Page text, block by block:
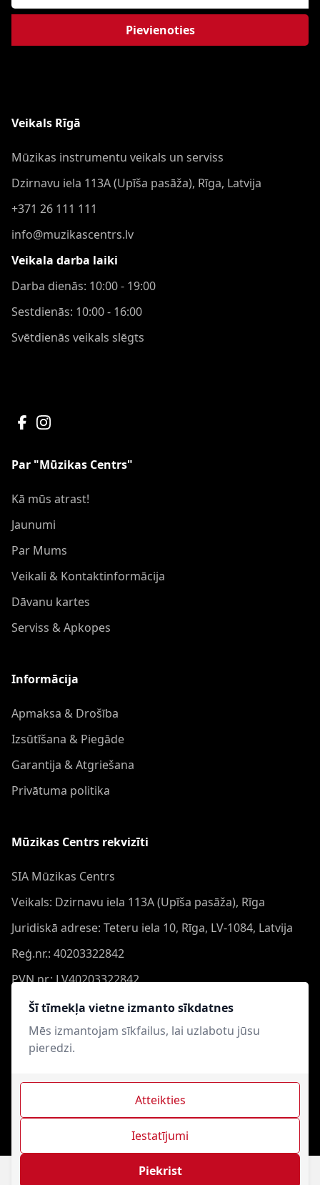
Šī tīmekļa vietne izmanto sīkdatnes
Mēs izmantojam sīkfailus, lai uzlabotu jūsu
pieredzi.
Piekrist
Iestatījumi
Atteikties
Pievienoties
Veikals Rīgā
Mūzikas instrumentu veikals un serviss
Dzirnavu iela 113A (Upīša pasāža), Rīga, Latvija
+371 26 111 111
info@muzikascentrs.lv
Veikala darba laiki
Darba dienās: 10:00 - 19:00
Sestdienās: 10:00 - 16:00
Svētdienās veikals slēgts
Par "Mūzikas Centrs"
Kā mūs atrast!
Jaunumi
Par Mums
Veikali & Kontaktinformācija
Dāvanu kartes
Serviss & Apkopes
Informācija
Apmaksa & Drošība
Izsūtīšana & Piegāde
Garantija & Atgriešana
Privātuma politika
Mūzikas Centrs rekvizīti
SIA Mūzikas Centrs
Veikals: Dzirnavu iela 113A (Upīša pasāža), Rīga
Juridiskā adrese: Teteru iela 10, Rīga, LV-1084, Latvija
Reģ.nr.: 40203322842
PVN nr.: LV40203322842
Banka: Swedbank AS
Konts: LV44HABA0551050864473
Swift: HABALV22
Mūzikas Centrs © 2021-2026. Visas tiesības aizsargātas.
Interneta veikala izveide - Magecode